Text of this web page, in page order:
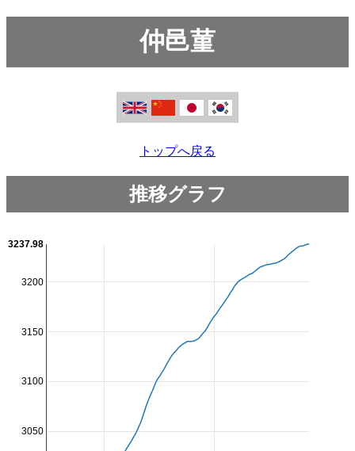
仲邑菫
トップへ戻る
推移グラフ
3050
3100
3150
3200
3237.98